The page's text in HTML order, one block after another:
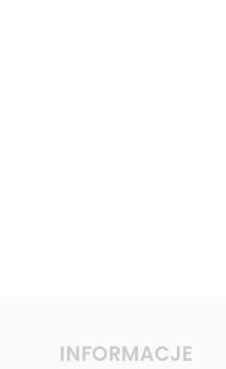
INFORMACJE